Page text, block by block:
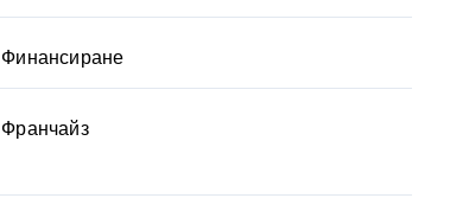
Финансиране
Франчайз